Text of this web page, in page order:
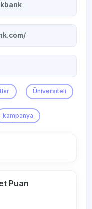
Üniversiteli
kampanya
Puan